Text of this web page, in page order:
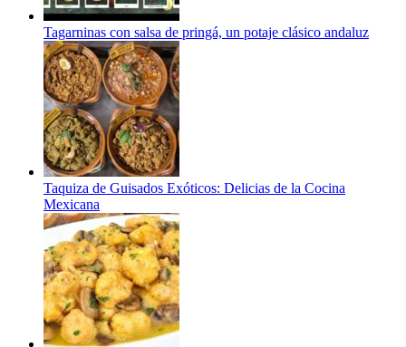
Tagarninas con salsa de pringá, un potaje clásico andaluz
Taquiza de Guisados Exóticos: Delicias de la Cocina
Mexicana